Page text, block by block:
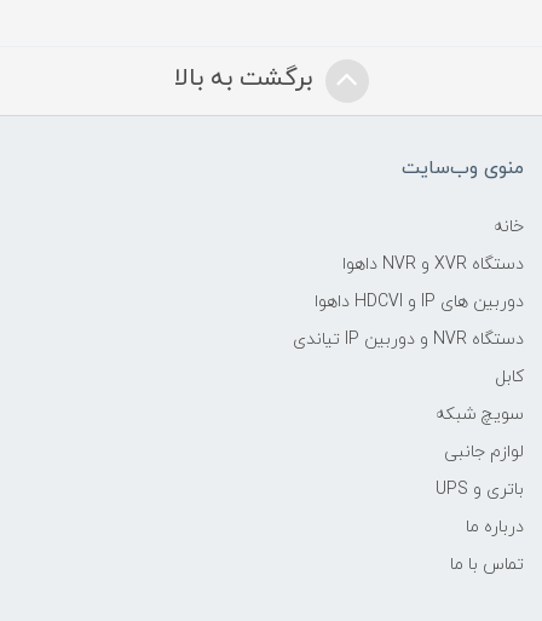
برگشت به بالا
منوی وب‌سایت
خانه
دستگاه XVR و NVR داهوا
دوربین های IP و HDCVI داهوا
دستگاه NVR و دوربین IP تیاندی
کابل
سویچ شبکه
لوازم جانبی
باتری و UPS
درباره ما
تماس با ما